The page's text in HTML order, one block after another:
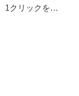
1クリックを…